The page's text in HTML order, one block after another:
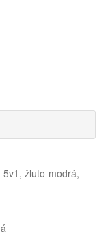
žluto-modrá,